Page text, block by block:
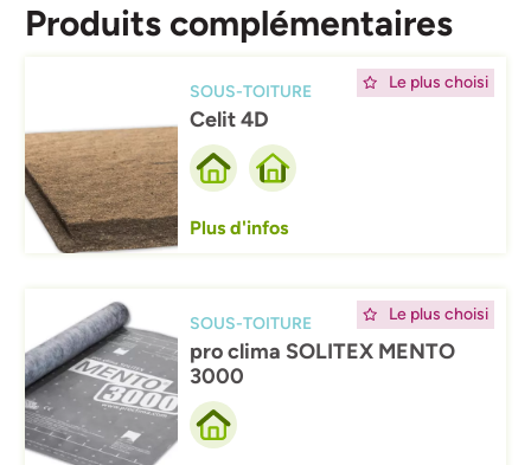
Produits complémentaires
Le plus choisi
SOUS-TOITURE
Celit 4D
Plus d'infos
Le plus choisi
Afbeelding
SOUS-TOITURE
pro clima SOLITEX MENTO
3000